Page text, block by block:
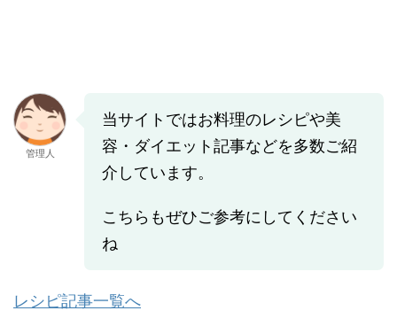
管理人
当サイトではお料理のレシピや美
容・ダイエット記事などを多数ご紹
介しています。
こちらもぜひご参考にしてください
ね
レシピ記事一覧へ